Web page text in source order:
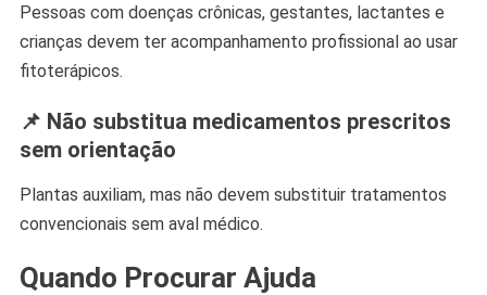
Pessoas com doenças crônicas, gestantes, lactantes e
crianças devem ter acompanhamento profissional ao usar
fitoterápicos.
📌 Não substitua medicamentos prescritos
sem orientação
Plantas auxiliam, mas não devem substituir tratamentos
convencionais sem aval médico.
Quando Procurar Ajuda